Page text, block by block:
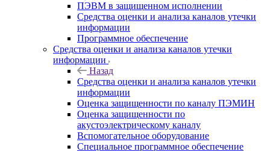
ПЭВМ в защищенном исполнении
Средства оценки и анализа каналов утечки
информации
Программное обеспечение
Средства оценки и анализа каналов утечки
информации
Назад
Средства оценки и анализа каналов утечки
информации
Оценка защищенности по каналу ПЭМИН
Оценка защищенности по
акустоэлектрическому каналу
Вспомогательное оборудование
Специальное программное обеспечение